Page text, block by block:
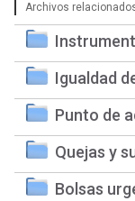
Archivos
Igualdad
Punto de
Quejas y
Bolsas